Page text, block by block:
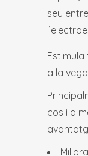
seu
a la
cos i a